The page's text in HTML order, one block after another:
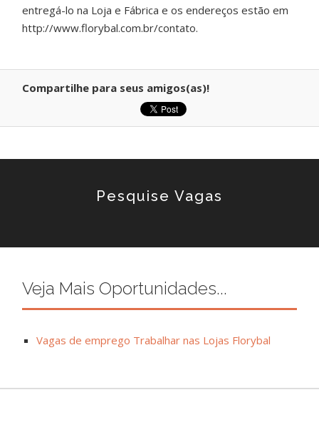
entregá-lo na Loja e Fábrica e os endereços estão em
http://www.florybal.com.br/contato.
Compartilhe para seus amigos(as)!
Pesquise Vagas
Veja Mais Oportunidades...
Vagas de emprego Trabalhar nas Lojas Florybal